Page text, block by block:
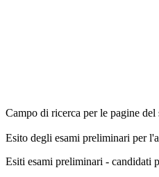
Campo di ricerca per le pagine del
Esito degli esami preliminari per
Esiti esami preliminari - candidati